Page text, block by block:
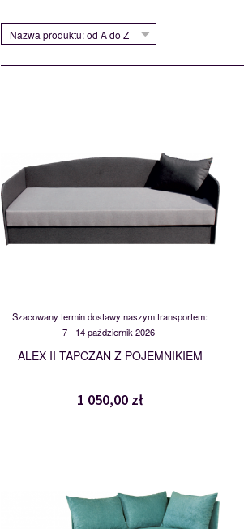
Nazwa produktu: od A do Z
Szacowany termin dostawy naszym transportem:
7 - 14 październik 2026
ALEX II TAPCZAN Z POJEMNIKIEM
1 050,00 zł